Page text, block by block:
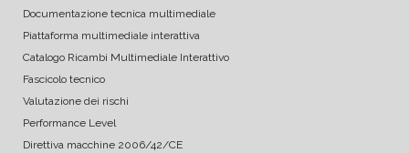
Documentazione tecnica multimediale
Piattaforma multimediale interattiva
Catalogo Ricambi Multimediale Interattivo
Fascicolo tecnico
Valutazione dei rischi
Performance Level
Direttiva macchine 2006/42/CE